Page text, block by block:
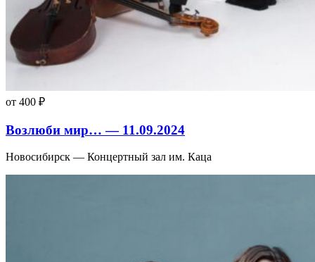
от 400 ₽
Возлюби мир… — 11.09.2024
Новосибирск — Концертный зал им. Каца